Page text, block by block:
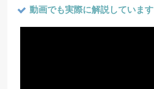
動画でも実際に解説しています